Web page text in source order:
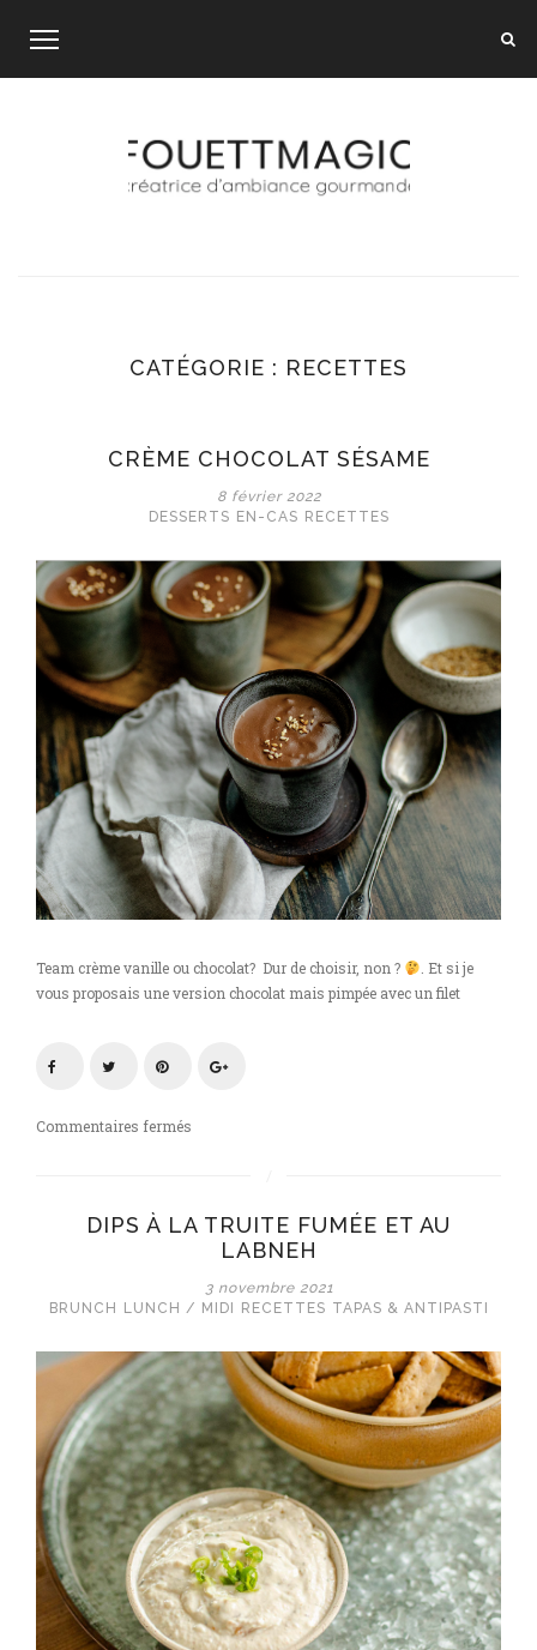
CATÉGORIE : RECETTES
CRÈME CHOCOLAT SÉSAME
8 février 2022
DESSERTS EN-CAS RECETTES
Team crème vanille ou chocolat? Dur de choisir, non ?
. Et si je
vous proposais une version chocolat mais pimpée avec un filet
Commentaires fermés
DIPS À LA TRUITE FUMÉE ET AU
LABNEH
3 novembre 2021
BRUNCH
LUNCH / MIDI RECETTES TAPAS & ANTIPASTI